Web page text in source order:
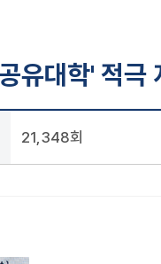
유대학' 적극
21,348회